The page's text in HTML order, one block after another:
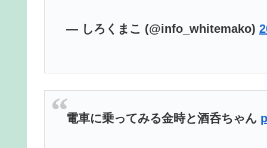
— しろくまこ (@info_whitemako)
電車に乗ってみる金時と酒呑ちゃん